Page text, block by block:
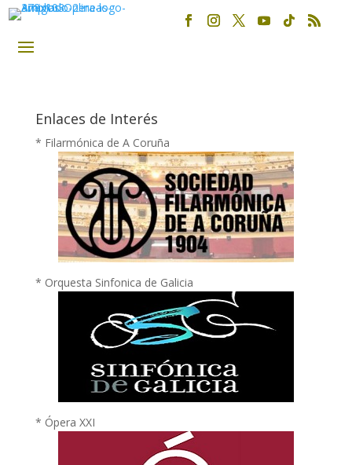
Enlaces de Interés
* Filarmónica de A Coruña
* Orquesta Sinfonica de Galicia
* Ópera XXI